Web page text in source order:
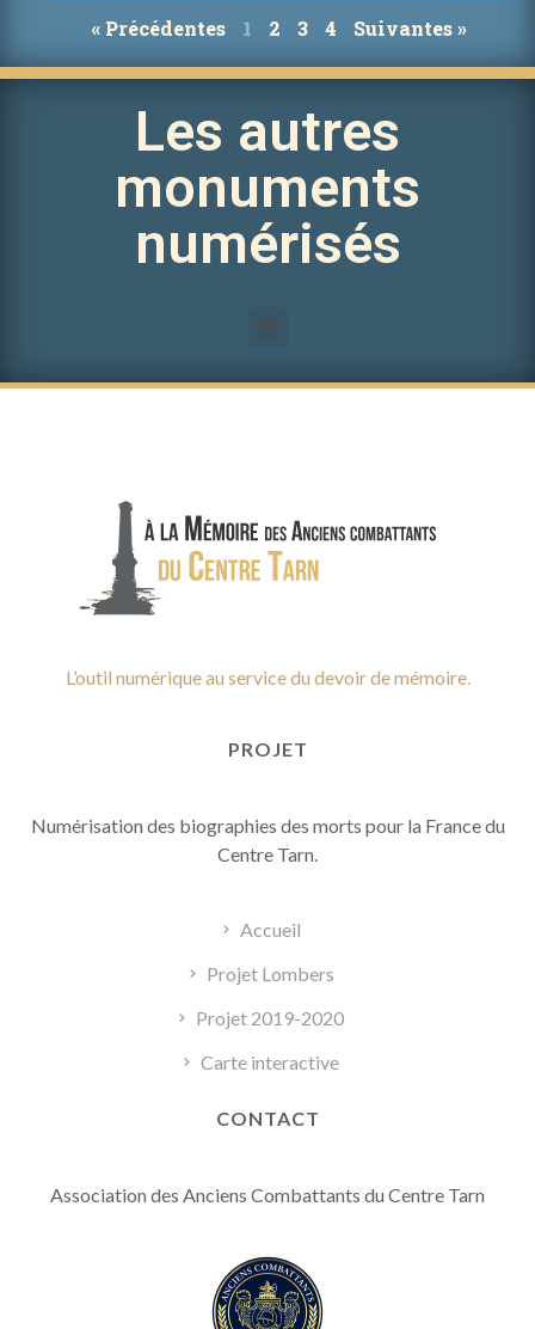
« Précédentes 1 2 3 4 Suivantes »
Les autres
monuments
numérisés
L’outil numérique au service du devoir de mémoire.
PROJET
Numérisation des biographies des morts pour la France du
Centre Tarn.
Accueil
Projet Lombers
Projet 2019-2020
Carte interactive
CONTACT
Association des Anciens Combattants du Centre Tarn